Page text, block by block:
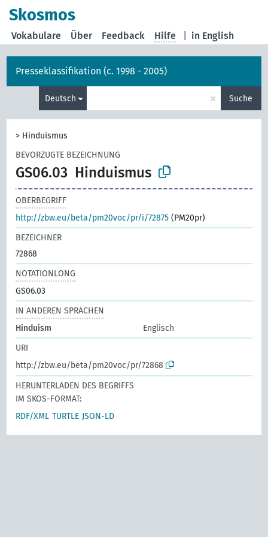
Skosmos
in English
Vokabulare Über Feedback Hilfe
Presseklassifikation (c. 1998 - 2005)
Deutsch × Suche
> Hinduismus
BEVORZUGTE BEZEICHNUNG
GS06.03 Hinduismus
OBERBEGRIFF
http://zbw.eu/beta/pm20voc/pr/i/72875 (PM20pr)
BEZEICHNER
72868
NOTATIONLONG
GS06.03
IN ANDEREN SPRACHEN
Hinduism
Englisch
URI
http://zbw.eu/beta/pm20voc/pr/72868
HERUNTERLADEN DES BEGRIFFS
IM SKOS-FORMAT:
RDF/XML TURTLE JSON-LD